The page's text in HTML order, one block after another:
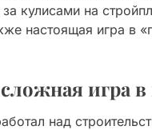
кулисами на
настоящая игра в
игра
над